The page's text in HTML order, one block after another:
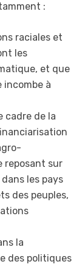
:
raciales et
les
et que
incombe à
cadre de la
reposant sur
les pays
des peuples,
la
des politiques